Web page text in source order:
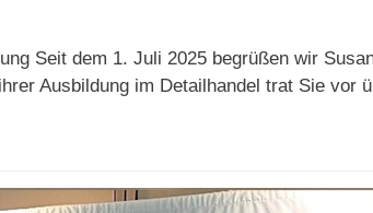
Seit dem 1. Juli 2025 begrüßen wir
Ausbildung im Detailhandel trat Sie vor